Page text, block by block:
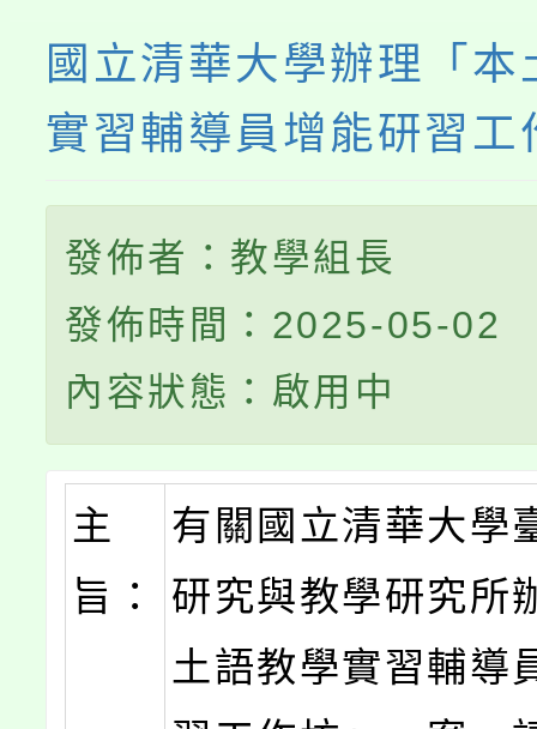
國立清華大學辦理「本
實習輔導員增能研習工
發佈者：教學組長
發佈時間：2025-05-02
內容狀態：啟用中
主
旨：
有關國立清華大學
研究與教學研究所
土語教學實習輔導